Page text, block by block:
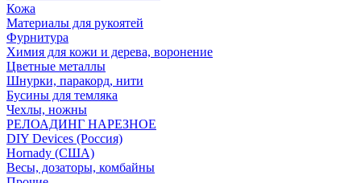
Кожа
Материалы для рукоятей
Фурнитура
Химия для кожи и дерева, воронение
Цветные металлы
Шнурки, паракорд, нити
Бусины для темляка
Чехлы, ножны
РЕЛОАДИНГ НАРЕЗНОЕ
DIY Devices (Россия)
Hornady (США)
Весы, дозаторы, комбайны